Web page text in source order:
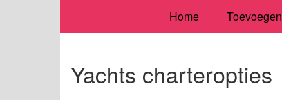
Home Toevoegen
Yachts charteropties